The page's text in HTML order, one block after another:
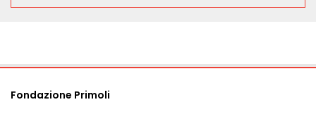
Fondazione Primoli